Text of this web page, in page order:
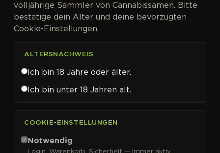
THC.
volljährige Sammler von Cannabissamen. Bitte
bestätige dein Alter und deine bevorzugten
Cookie-Einstellungen.
ALTERSNACHWEIS
Ich bin 18 Jahre oder älter.
Ich bin unter 18 Jahren alt.
COOKIE-EINSTELLUNGEN
Notwendig
Login, Warenkorb, Sicherheit — immer aktiv.